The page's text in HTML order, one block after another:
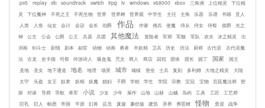
ps5
replay sfc soundtrack switch trpg tv windows x68000 xbox 三角洲 上位精灵
下位精
灵
下位魔神 不死之王 不死生物 世界 世界树 世界观 中学生 主任 主角 乐器 乐谱 书籍
亚人
人类
人鱼 仙女 会计 会议 会长 伯爵 作品 作家 佣兵 使魔 侍从 侍女 侍祭 侯爵
光之
神
公主 公会 公爵 公王 兵器 兵团 其他魔法 冒险者 军师 军舰 军队 农夫 冰之精灵
出
渕裕
剑斗士 剧情 剧本 副官 动物 动画 勇者 半妖精 卫兵 历史 历法 厨师 古代语
古代语魔
法
古龙 史卡德 司祭 吟游诗人 吸血鬼 咒文 商人 商店 囚犯 团体 团长 园丁 国家
国王
圣地
圣女 地下通道 地名 地理 场景 城市 城镇 堡垒 士兵 复刻 多利姆 大地之精灵
大陆
太守
头盔 女王 奴隶 妖精 妖魔 娼妇 子爵 学校 学生 学院 宗教 宝冠 宝物 宫廷魔法师
密
探
对谈 导师 导航 将军 小说 少女 少年 屎作 山地 山脉 山贼 岛屿 工具 工匠
工艺师
巨乳
巨人 帕恩 帝国 平原 幻兽 店员 废墟 廉价版 建筑 异界 弗雷姆 怪物 悬崖
战争